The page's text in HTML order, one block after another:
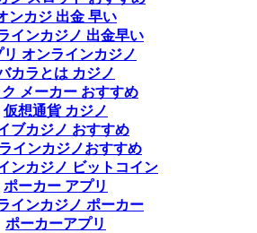
ンカジ 出金 早い
インカジノ 出金早い
リ オンラインカジノ
カラとは カジノ
メーカー おすすめ
仮想通貨 カジノ
ブカジノ おすすめ
インカジノおすすめ
ンカジノ ビットコイン
ポーカー アプリ
インカジノ ポーカー
ポーカーアプリ